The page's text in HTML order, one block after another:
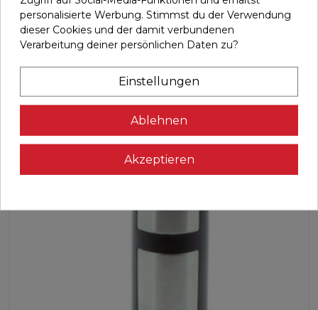
 In den Warenkorb
personalisierte Werbung. Stimmst du der Verwendung
dieser Cookies und der damit verbundenen
Verarbeitung deiner persönlichen Daten zu?
Einstellungen
Ablehnen
Akzeptieren